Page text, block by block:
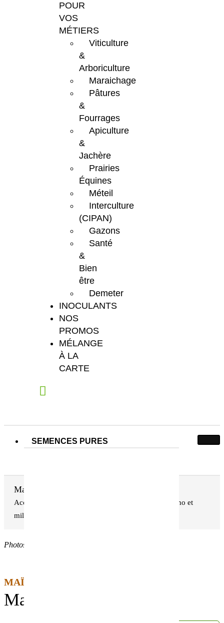
POUR
VOS
MÉTIERS
Viticulture
&
Arboriculture
Maraichage
Pâtures
&
Fourrages
Apiculture
&
Jachère
Prairies
Équines
Méteil
Interculture
(CIPAN)
Gazons
Santé
&
Bien
être
Demeter
INOCULANTS
NOS
PROMOS
MÉLANGE
À LA
CARTE
SEMENCES PURES
Maïs TAMBUDZAI
Accueil
Semences de Maïs, Sorgho et
millet
Photos non contractuelles
MAÏS GRAIN BIO
Maïs TAMBUDZAI